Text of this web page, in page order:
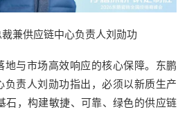
兼供应链中心负责人刘勋功
地与市场高效响应的核心保障。东鹏
负责人刘勋功指出，必须以新质生产
石，构建敏捷、可靠、绿色的供应链